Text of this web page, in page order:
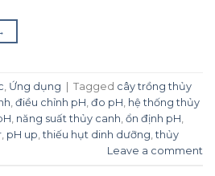
Ứng dụng | Tagged cây trồng thủy
điều chỉnh pH đo pH hệ thống thủy
năng suất thủy canh ổn định pH
pH up ,thiếu hụt dinh dưỡng ,thủy
Leave a comment